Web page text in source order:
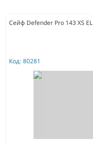
Сейф Defender Pro 143 XS EL
Код: 80281